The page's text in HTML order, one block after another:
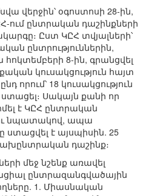
վերջին՝ օգոստոսի 28-ին,
ում ընտրական դաշինքների
Ըստ ԿԸՀ տվյալների՝
ընտրություններին,
8-ին, գրանցվել
կուսակցություն հայտ
որում՝ 18 կուսակցություն
Սակայն քանի որ
է ԿԸՀ ընտրական
նպատակով, ապա
ստացվել է այսպիսին. 25
դաշինք։
մեջ նշենք առավել
ընտրազանգվածային
1. Միասնական